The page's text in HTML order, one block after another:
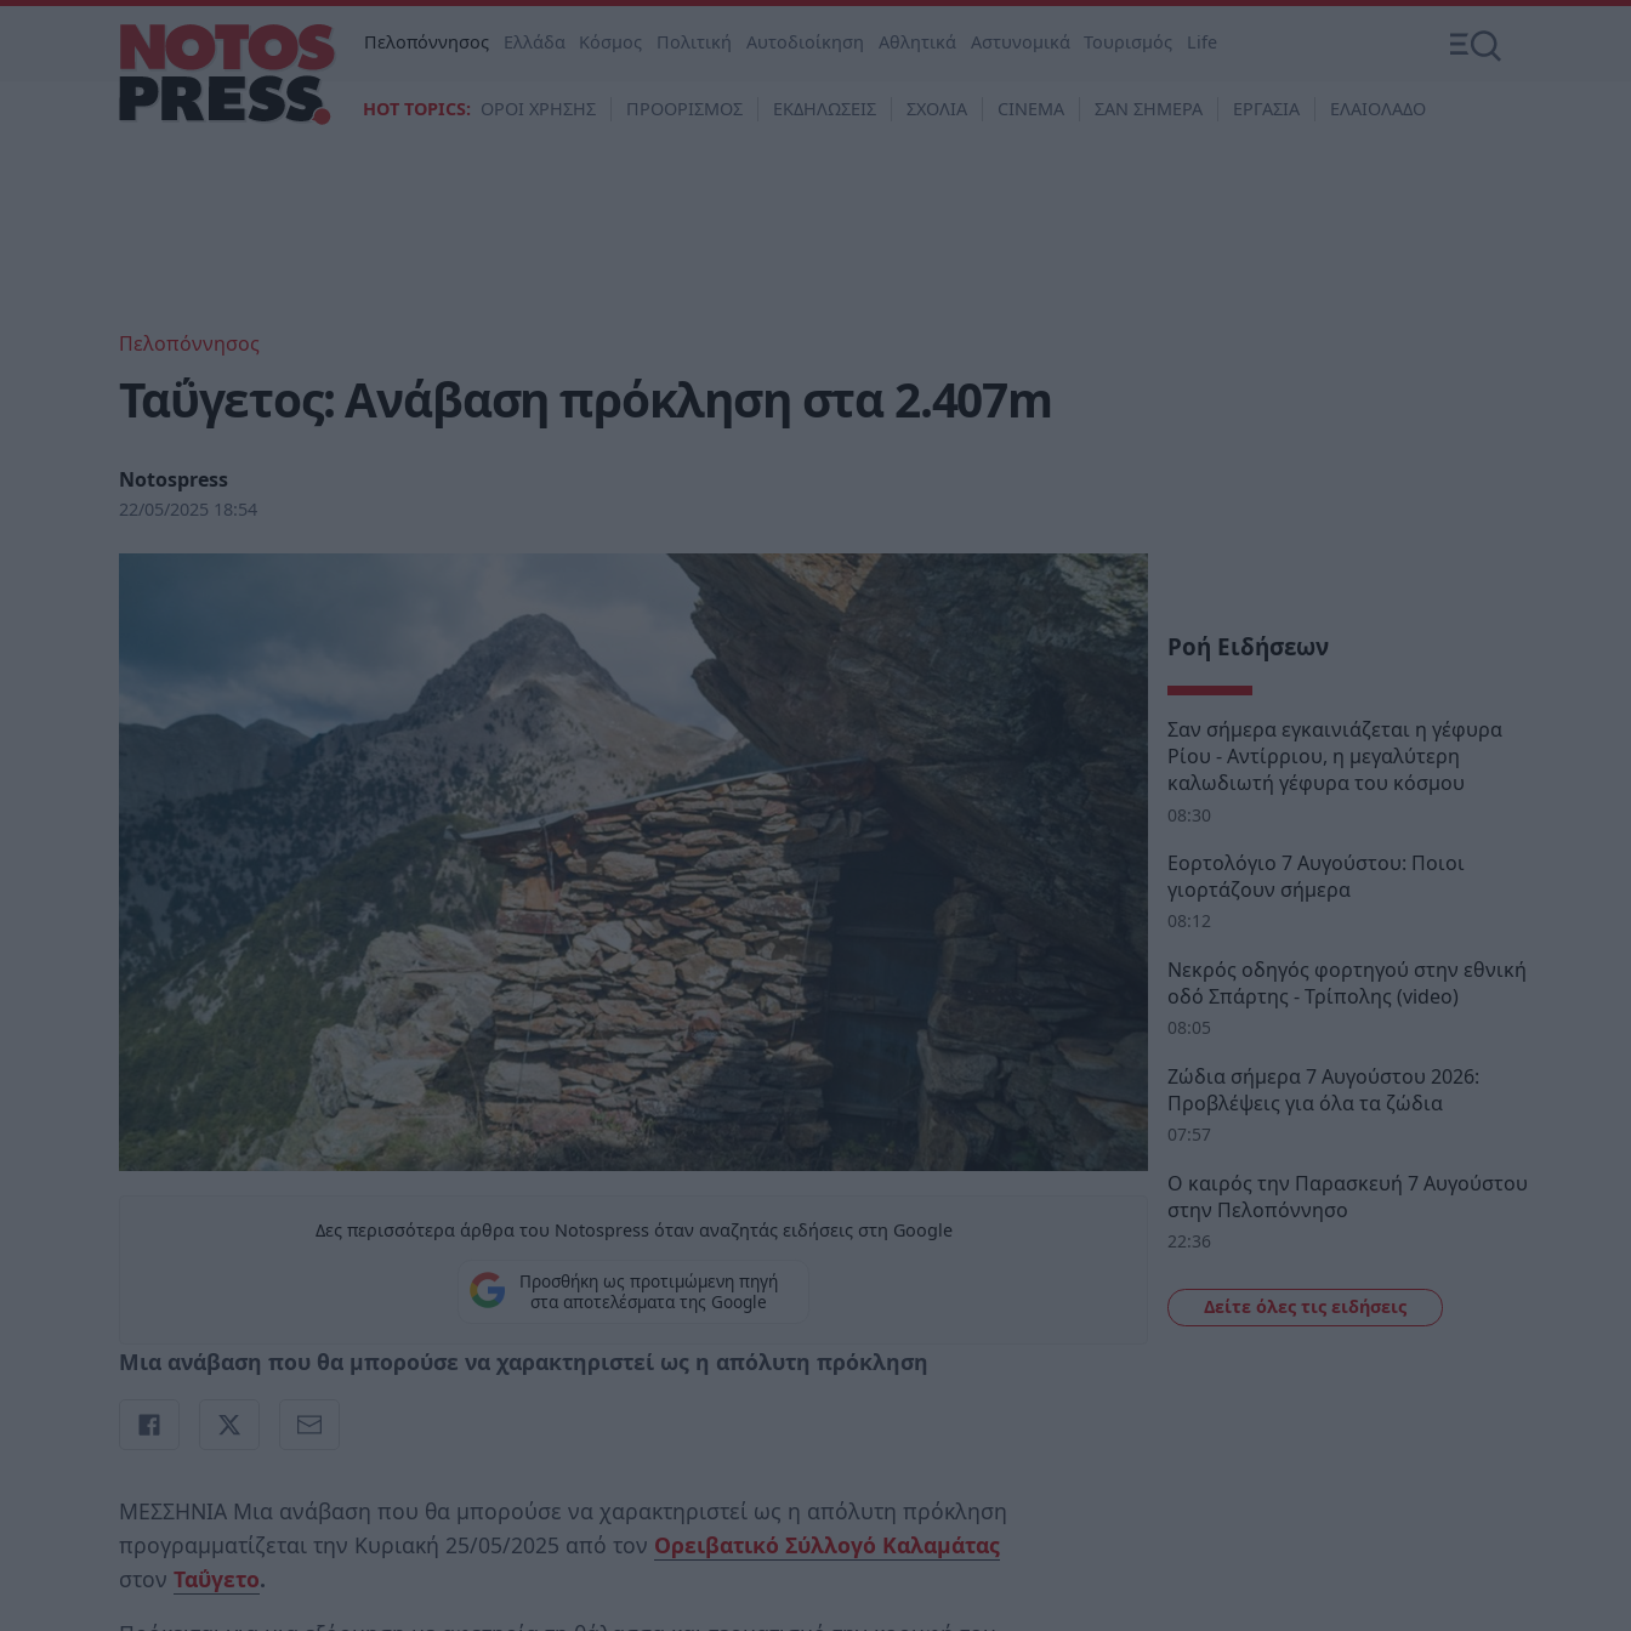
Πελοπόννησος Ελλάδα Κόσμος Πολιτική Αυτοδιοίκηση Αθλητικά Αστυνομικά Τουρισμός Life
HOT TOPICS: ΟΡΟΙ ΧΡΗΣΗΣ ΠΡΟΟΡΙΣΜΟΣ ΕΚΔΗΛΩΣΕΙΣ ΣΧΟΛΙΑ CINEMA ΣΑΝ ΣΗΜΕΡΑ ΕΡΓΑΣΙΑ ΕΛΑΙΟΛΑΔΟ
Πελοπόννησος
Ταΰγετος: Ανάβαση πρόκληση στα 2.407m
Notospress
22/05/2025 18:54
Δες περισσότερα άρθρα του Notospress όταν αναζητάς ειδήσεις στη Google
Προσθήκη ως προτιμώμενη πηγή
στα αποτελέσματα της Google
Μια ανάβαση που θα μπορούσε να χαρακτηριστεί ως η απόλυτη πρόκληση
MEΣΣΗΝΙΑ Μια ανάβαση που θα μπορούσε να χαρακτηριστεί ως η απόλυτη πρόκληση
προγραμματίζεται την Κυριακή 25/05/2025 από τον Ορειβατικό Σύλλογό Καλαμάτας
στον Ταΰγετο.
Ροή Ειδήσεων
Σαν σήμερα εγκαινιάζεται η γέφυρα
Ρίου - Αντίρριου, η μεγαλύτερη
καλωδιωτή γέφυρα του κόσμου
08:30
Εορτολόγιο 7 Αυγούστου: Ποιοι
γιορτάζουν σήμερα
08:12
Νεκρός οδηγός φορτηγού στην εθνική
οδό Σπάρτης - Τρίπολης (video)
08:05
Ζώδια σήμερα 7 Αυγούστου 2026:
Προβλέψεις για όλα τα ζώδια
07:57
Ο καιρός την Παρασκευή 7 Αυγούστου
στην Πελοπόννησο
22:36
Δείτε όλες τις ειδήσεις